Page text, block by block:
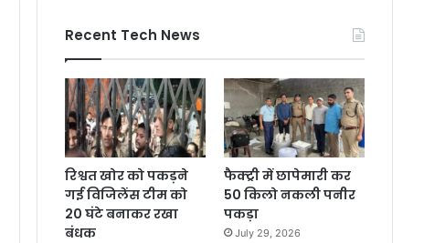
Recent Tech News
रिश्वत खोर को पकड़ने
गई विजिलेंस टीम को
20 घंटे बनाकर रखा
बंधक
फैक्ट्री में छापेमारी कर
50 किलो नकली पनीर
पकड़ा
July 29, 2026